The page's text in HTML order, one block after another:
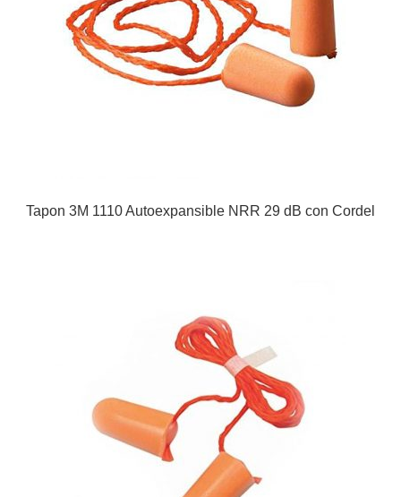
Tapon 3M 1110 Autoexpansible NRR 29 dB con Cordel